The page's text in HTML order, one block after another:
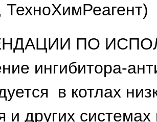
ПО
ингибитора-
в котлах
и других